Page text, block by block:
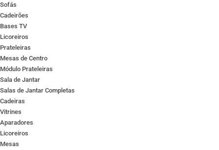
Sofás
Cadeirões
Bases TV
Licoreiros
Prateleiras
Mesas de Centro
Módulo Prateleiras
Sala de Jantar
Salas de Jantar Completas
Cadeiras
Vitrines
Aparadores
Licoreiros
Mesas